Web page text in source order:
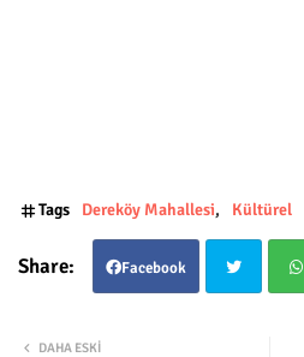
Tags Dereköy Mahallesi Kültürel
Facebook
DAHA ESKI